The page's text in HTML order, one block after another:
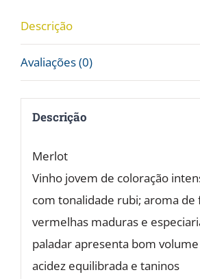
Vol.
quantidade
Descrição
Avaliações (0)
Descrição
Merlot
Vinho jovem de coloração
com tonalidade rubi; aroma de
vermelhas maduras e
paladar apresenta bom
acidez equilibrada e taninos